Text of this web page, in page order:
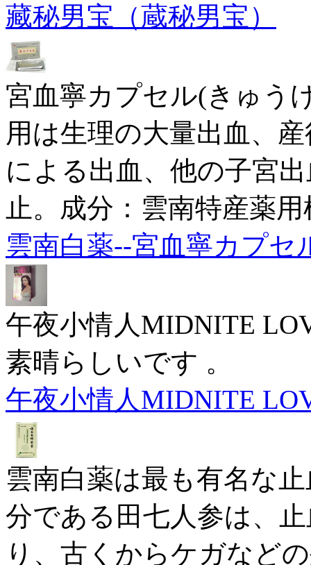
藏秘男宝（蔵秘男宝）
宮血寧カプセル(きゅう
用は生理の大量出血、
による出血、他の子宮
止。成分：雲南特産薬
雲南白薬--宮血寧カプセ
午夜小情人MIDNITE
素晴らしいです 。
午夜小情人MIDNITE
雲南白薬は最も有名な
分である田七人参は、
り、古くからケガなど